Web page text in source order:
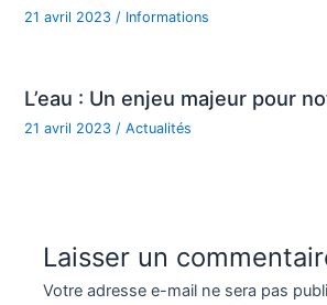
21 avril 2023 / Informations
L’eau : Un enjeu majeur pour
21 avril 2023 /Actualités
Laisser un
Votre adresse e-mail ne sera pas